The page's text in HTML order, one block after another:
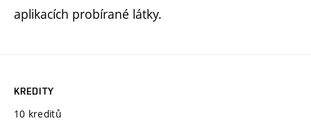
aplikacích probírané látky.
KREDITY
10 kreditů